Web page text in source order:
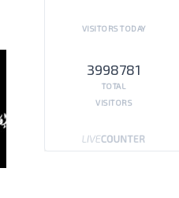
VISITORS TODAY
3998781
TOTAL
VISITORS